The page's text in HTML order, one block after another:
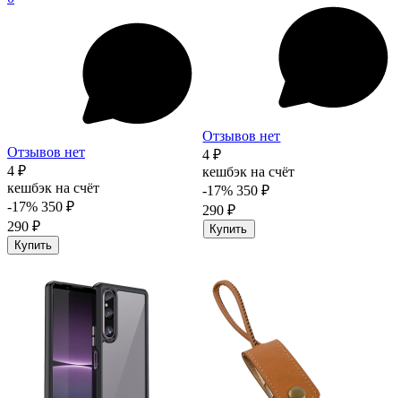
Отзывов нет
4 ₽
кешбэк на счёт
-17% 350 ₽
290 ₽
Купить
Отзывов нет
4 ₽
кешбэк на счёт
-17% 350 ₽
290 ₽
Купить